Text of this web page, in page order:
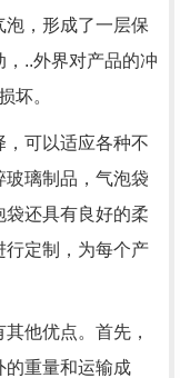
泡，形成了一层保
..外界对产品的冲
坏。
，可以适应各种不
玻璃制品，气泡袋
还具有良好的柔
行定制，为每个产
他优点。首先，
的重量和运输成